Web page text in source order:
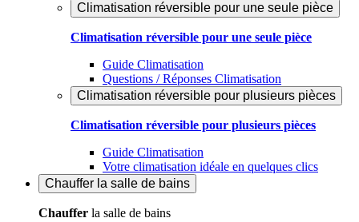
Climatisation réversible pour une seule pièce
Climatisation réversible pour une seule pièce
Guide Climatisation
Questions / Réponses Climatisation
Climatisation réversible pour plusieurs pièces
Climatisation réversible pour plusieurs pièces
Guide Climatisation
Votre climatisation idéale en quelques clics
Chauffer la salle de bains
Chauffer la salle de bains